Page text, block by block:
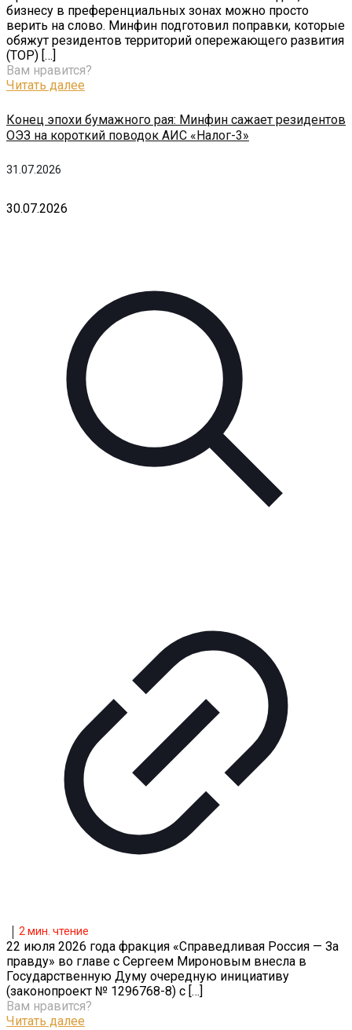
31.07.2026
Конец эпохи бумажного рая: Минфин сажает резидентов
ОЭЗ на короткий поводок АИС «Налог-3»
бизнесу в преференциальных зонах можно просто
верить на слово. Минфин подготовил поправки, которые
обяжут резидентов территорий опережающего развития
(ТОР) […]
Вам нравится?
Читать далее
30.07.2026
2 мин. чтение
22 июля 2026 года фракция «Справедливая Россия — За
правду» во главе с Сергеем Мироновым внесла в
Государственную Думу очередную инициативу
(законопроект № 1296768-8) с […]
Вам нравится?
Читать далее